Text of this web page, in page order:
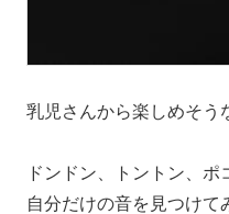
乳児さんから楽しめそう
ドンドン、トントン、
自分だけの音を見つけて